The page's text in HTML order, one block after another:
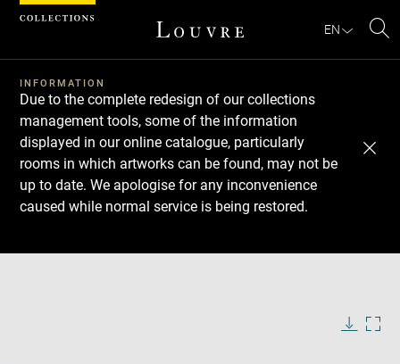
EN
INFORMATION
Due to the complete redesign of our collections
management tools, some of the information
displayed in our online catalogue, particularly
rooms in which artworks can be found, may not be
up to date. We apologise for any inconvenience
caused while normal service is being restored.
Download
Next
Previous
Cookies management panel